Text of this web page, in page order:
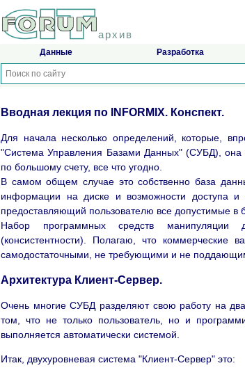
архив
Данные Разработка
Вводная лекция по INFORMIX. Конспект.
Для начала несколько определений, которые,
"Система Управления Базами Данных" (СУБД), она
по большому счету, все что угодно.
В самом общем случае это собственно база
информации на диске и возможности доступа
предоставляющий пользователю все допустимые в
Набор программных средств манипуляции
(консистентности). Полагаю, что
самодостаточными, не требующими и не
Архитектура Клиент-Сервер.
Очень многие СУБД разделяют свою работу на
том, что не только пользователь, но и
выполняется автоматически системой.
Итак, двухуровневая система "Клиент-Сервер" это: